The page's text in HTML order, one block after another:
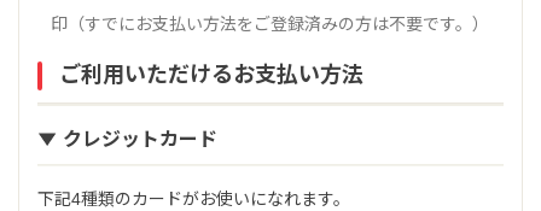
印（すでにお支払い方法をご登録済みの方は不要です。）
ご利用いただけるお支払い方法
クレジットカード
下記4種類のカードがお使いになれます。